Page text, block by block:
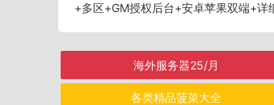
+多区+GM授权后台+安卓苹果双端+详
海外服务器25/月
各类精品菠菜大全